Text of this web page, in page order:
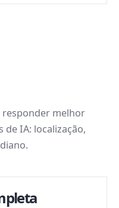
responder melhor
IA: localização,